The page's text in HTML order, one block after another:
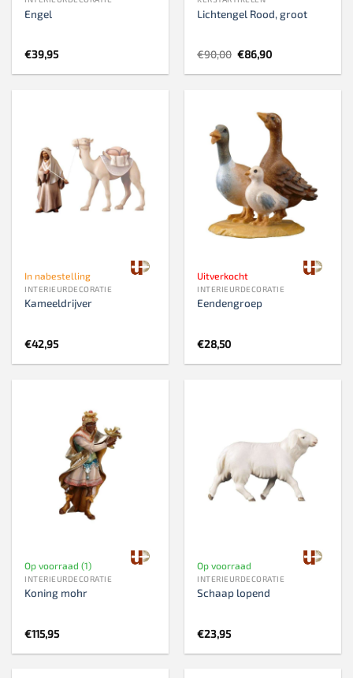
Engel
€39,95
Lichtengel Rood, groot
€90,00 Oorspronkelijke
prijs
was:
€86,90Huidige
is:
In nabestelling
INTERIEURDECORATIE
Kameeldrijver
€42,95
Uitverkocht
INTERIEURDECORATIE
Eendengroep
€28,50
Op voorraad (1)
INTERIEURDECORATIE
Koning mohr
€115,95
Op voorraad
INTERIEURDECORATIE
Schaap lopend
€23,95